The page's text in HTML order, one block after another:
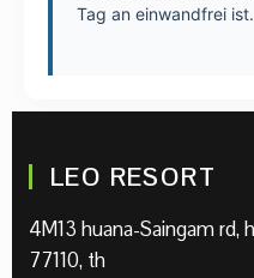
Tag an einwandfrei ist.
LEO RESORT
4M13 huana-Saingam rd,
77110, th